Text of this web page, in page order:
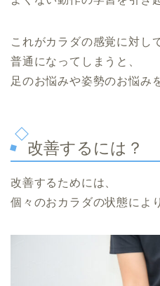
これがカラダの感覚に対し
普通になってしまうと、
足のお悩みや姿勢のお悩み
改善するには？
改善するためには、
個々のおカラダの状態によ